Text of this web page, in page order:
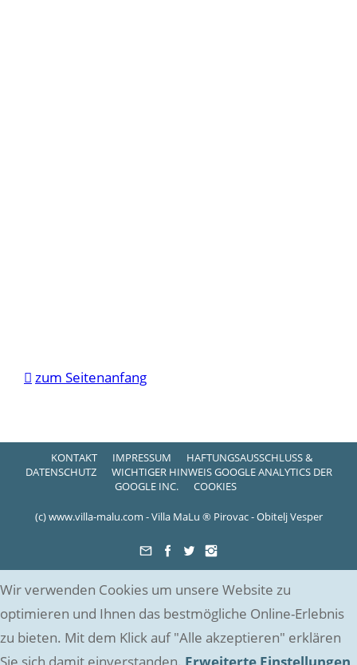
 zum Seitenanfang
KONTAKT IMPRESSUM
HAFTUNGSAUSSCHLUSS &
DATENSCHUTZ
WICHTIGER HINWEIS GOOGLE ANALYTICS DER
GOOGLE INC.
COOKIES
(c) www.villa-malu.com - Villa MaLu ® Pirovac - Obitelj Vesper
Wir verwenden Cookies um unsere Website zu
optimieren und Ihnen das bestmögliche Online-Erlebnis
zu bieten. Mit dem Klick auf "Alle akzeptieren" erklären